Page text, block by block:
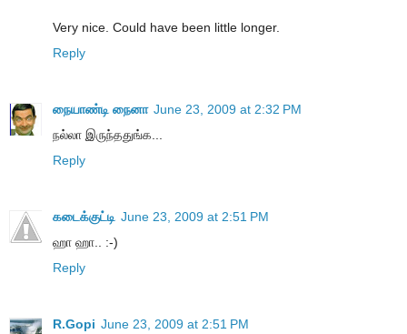
Very nice. Could have been little longer.
Reply
நையாண்டி நைனா June 23, 2009 at 2:32 PM
நல்லா இருந்ததுங்க...
Reply
கடைக்குட்டி June 23, 2009 at 2:51 PM
ஹா ஹா.. :-)
Reply
R.Gopi June 23, 2009 at 2:51 PM